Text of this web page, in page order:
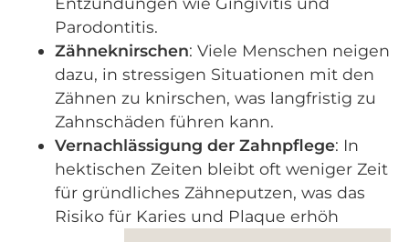
Parodontitis.
Zähneknirschen: Viele Menschen neigen
dazu, in stressigen Situationen mit den
Zähnen zu knirschen, was langfristig zu
Zahnschäden führen kann.
Vernachlässigung der Zahnpflege: In
hektischen Zeiten bleibt oft weniger Zeit
für gründliches Zähneputzen, was das
Risiko für Karies und Plaque erhöh